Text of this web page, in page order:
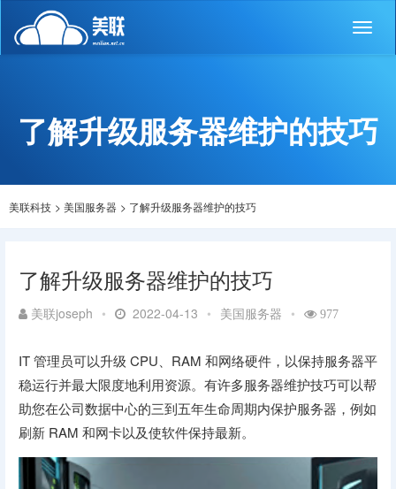
了解升级服务器维护的技巧
美联科技 > 美国服务器 > 了解升级服务器维护的技巧
了解升级服务器维护的技巧
美联joseph • 2022-04-13 • 美国服务器 • 977
IT 管理员可以升级 CPU、RAM 和网络硬件，以保持服务器平
稳运行并最大限度地利用资源。有许多服务器维护技巧可以帮
助您在公司数据中心的三到五年生命周期内保护服务器，例如
刷新 RAM 和网卡以及使软件保持最新。